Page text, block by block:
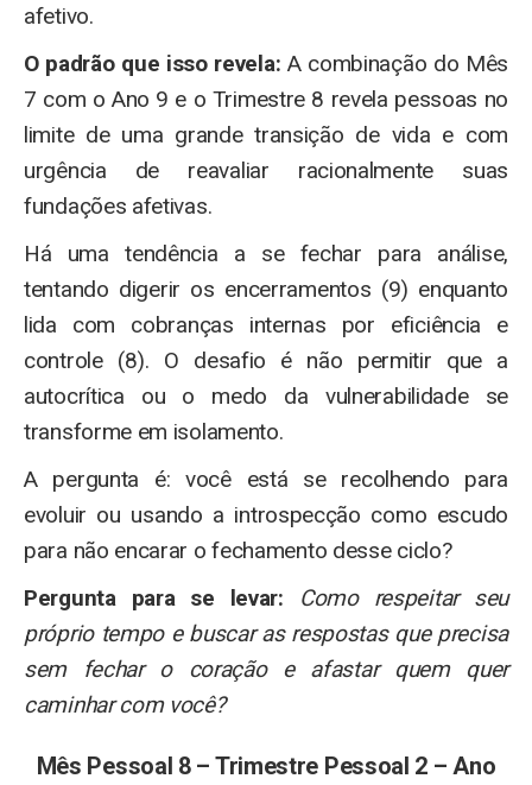
afetivo.
O padrão que isso revela: A combinação do Mês
7 com o Ano 9 e o Trimestre 8 revela pessoas no
limite de uma grande transição de vida e com
urgência de reavaliar racionalmente suas
fundações afetivas.
Há uma tendência a se fechar para análise,
tentando digerir os encerramentos (9) enquanto
lida com cobranças internas por eficiência e
controle (8). O desafio é não permitir que a
autocrítica ou o medo da vulnerabilidade se
transforme em isolamento.
A pergunta é: você está se recolhendo para
evoluir ou usando a introspecção como escudo
para não encarar o fechamento desse ciclo?
Pergunta para se levar:
Como respeitar seu
próprio tempo e buscar as respostas que precisa
sem fechar o coração e afastar quem quer
caminhar com você?
Mês Pessoal 8 – Trimestre Pessoal 2 – Ano